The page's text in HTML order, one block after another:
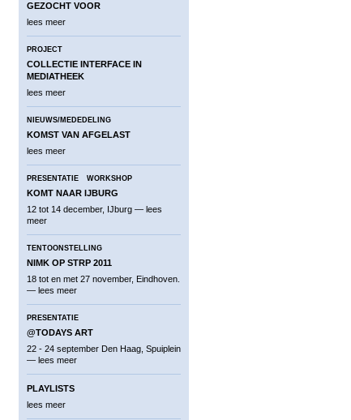
GEZOCHT VOOR
lees meer
PROJECT
COLLECTIE INTERFACE IN
MEDIATHEEK
lees meer
NIEUWS/MEDEDELING
KOMST VAN AFGELAST
lees meer
PRESENTATIE WORKSHOP
KOMT NAAR IJBURG
12 tot 14 december, IJburg — lees
meer
TENTOONSTELLING
NIMK OP STRP 2011
18 tot en met 27 november, Eindhoven.
— lees meer
PRESENTATIE
@TODAYS ART
22 - 24 september Den Haag, Spuiplein
— lees meer
PLAYLISTS
lees meer